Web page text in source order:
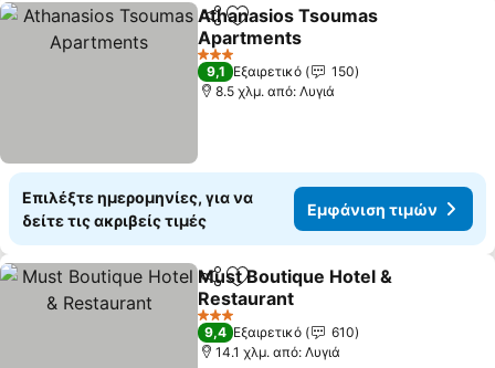
Κοινοποίηση
Προσθήκη στα αγαπημένα
Athanasios Tsoumas
Apartments
3 Αστέρια
9,1 Εξαιρετικό
150
8.5 χλμ. από: Λυγιά
Επιλέξτε ημερομηνίες, για να
δείτε τις ακριβείς τιμές
Εμφάνιση τιμών
Κοινοποίηση
Προσθήκη στα αγαπημένα
Must Boutique Hotel &
Restaurant
3 Αστέρια
9,4 Εξαιρετικό
610
14.1 χλμ. από: Λυγιά